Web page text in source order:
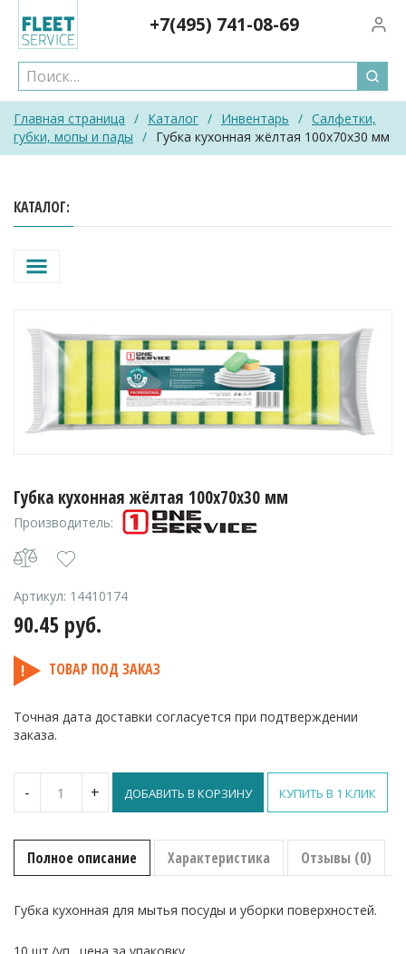
content
+7(495) 741-08-69
Главная страница / Каталог / Инвентарь / Салфетки,
губки, мопы и пады / Губка кухонная жёлтая 100х70х30 мм
Губка кухонная жёлтая 100х70х30 мм
Производитель:
Артикул: 14410174
90.45 руб.
ТОВАР ПОД ЗАКАЗ
Точная дата доставки согласуется при подтверждении
заказа.
-
Губка
кухонная
+ ДОБАВИТЬ В КОРЗИНУ КУПИТЬ В 1 КЛИК
Полное описание Характеристика Отзывы (0)
Губка кухонная для мытья посуды и уборки поверхностей.
КАТАЛОГ